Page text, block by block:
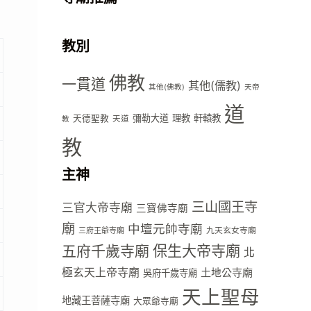
教別
一貫道 佛教 其他(佛教) 其他(儒教) 天帝
教 天德聖教 天道 彌勒大道 理教 軒轅教 道
教
主神
三官大帝寺廟 三寶佛寺廟 三山國王寺
廟 三府王爺寺廟 中壇元帥寺廟 九天玄女寺廟
五府千歲寺廟 保生大帝寺廟 北
極玄天上帝寺廟 吳府千歲寺廟 土地公寺廟
地藏王菩薩寺廟 大眾爺寺廟 天上聖母